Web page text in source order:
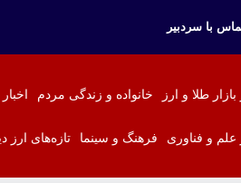
با سردبیر
بازار طلا و ارز خانواده و زندگی مردم
علم و فناوری فرهنگ و سینما تازه‌های ارز